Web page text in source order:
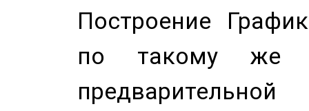
Построение
по такому же